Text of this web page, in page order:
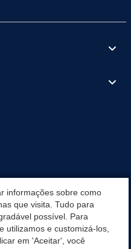
informações sobre como
que visita. Tudo para
possível. Para
utilizamos e customizá-los,
em 'Aceitar', você